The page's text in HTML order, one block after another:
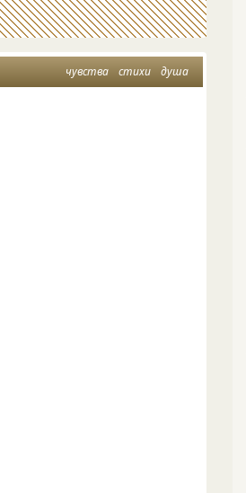
чувства стихи душа